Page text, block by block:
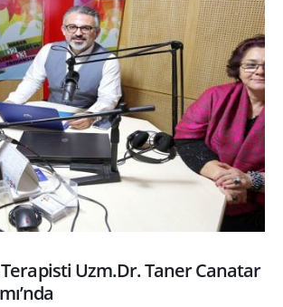
Uzm.Dr. Taner Canatar